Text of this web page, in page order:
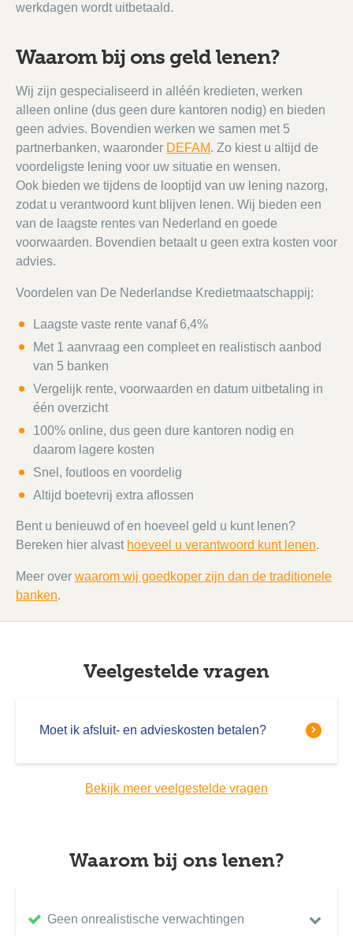
werkdagen wordt uitbetaald.
Waarom bij ons geld lenen?
Wij zijn gespecialiseerd in alléén kredieten, werken
alleen online (dus geen dure kantoren nodig) en bieden
geen advies. Bovendien werken we samen met 5
partnerbanken, waaronder DEFAM. Zo kiest u altijd de
voordeligste lening voor uw situatie en wensen.
Ook bieden we tijdens de looptijd van uw lening nazorg,
zodat u verantwoord kunt blijven lenen. Wij bieden een
van de laagste rentes van Nederland en goede
voorwaarden. Bovendien betaalt u geen extra kosten voor
advies.
Voordelen van De Nederlandse Kredietmaatschappij:
Laagste vaste rente vanaf 6,4%
Met 1 aanvraag een compleet en realistisch aanbod
van 5 banken
Vergelijk rente, voorwaarden en datum uitbetaling in
één overzicht
100% online, dus geen dure kantoren nodig en
daarom lagere kosten
Snel, foutloos en voordelig
Altijd boetevrij extra aflossen
Bent u benieuwd of en hoeveel geld u kunt lenen?
Bereken hier alvast hoeveel u verantwoord kunt lenen.
Meer over waarom wij goedkoper zijn dan de traditionele
banken.
Veelgestelde vragen
Moet ik afsluit- en advieskosten betalen?
Bekijk meer veelgestelde vragen
Waarom bij ons lenen?
Geen onrealistische verwachtingen